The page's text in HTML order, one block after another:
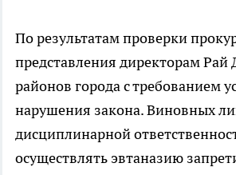
По результатам проверки
представления директорам
районов города с требованием
нарушения закона. Виновных
дисциплинарной
осуществлять эвтаназию